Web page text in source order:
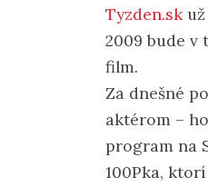
Tyzden.sk
2009 bude
film.
Za dnešné
aktérom –
program na
100Pka,